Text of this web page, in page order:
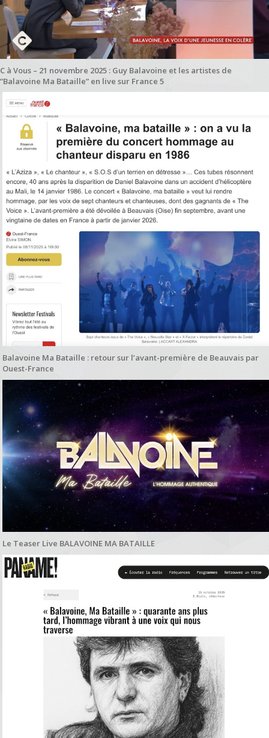
C à Vous – 21 novembre 2025 : Guy Balavoine et les artistes de
“Balavoine Ma Bataille” en live sur France 5
Balavoine Ma Bataille : retour sur l’avant-première de Beauvais par
Ouest-France
Le Teaser Live BALAVOINE MA BATAILLE